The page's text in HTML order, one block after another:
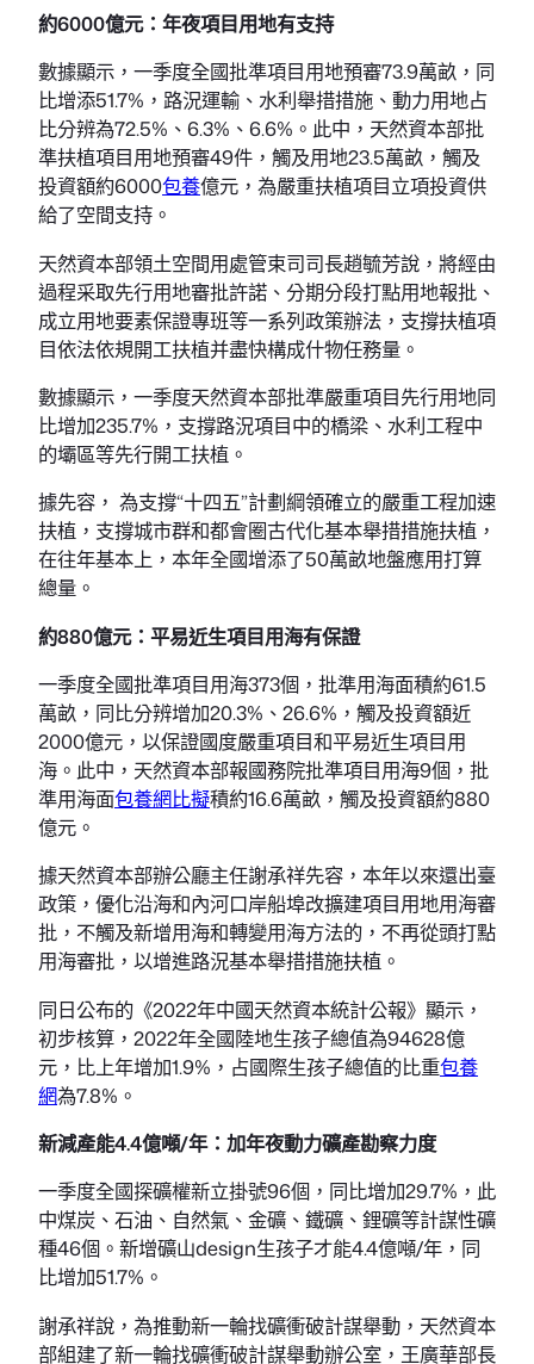
約6000億元：年夜項目用地有支持
數據顯示，一季度全國批準項目用地預審73.9萬畝，同
比增添51.7%，路況運輸、水利舉措措施、動力用地占
比分辨為72.5%、6.3%、6.6%。此中，天然資本部批
準扶植項目用地預審49件，觸及用地23.5萬畝，觸及
投資額約6000包養億元，為嚴重扶植項目立項投資供
給了空間支持。
天然資本部領土空間用處管束司司長趙毓芳說，將經由
過程采取先行用地審批許諾、分期分段打點用地報批、
成立用地要素保證專班等一系列政策辦法，支撐扶植項
目依法依規開工扶植并盡快構成什物任務量。
數據顯示，一季度天然資本部批準嚴重項目先行用地同
比增加235.7%，支撐路況項目中的橋梁、水利工程中
的壩區等先行開工扶植。
據先容， 為支撐“十四五”計劃綱領確立的嚴重工程加速
扶植，支撐城市群和都會圈古代化基本舉措措施扶植，
在往年基本上，本年全國增添了50萬畝地盤應用打算
總量。
約880億元：平易近生項目用海有保證
一季度全國批準項目用海373個，批準用海面積約61.5
萬畝，同比分辨增加20.3%、26.6%，觸及投資額近
2000億元，以保證國度嚴重項目和平易近生項目用
海。此中，天然資本部報國務院批準項目用海9個，批
準用海面包養網比擬積約16.6萬畝，觸及投資額約880
億元。
據天然資本部辦公廳主任謝承祥先容，本年以來還出臺
政策，優化沿海和內河口岸船埠改擴建項目用地用海審
批，不觸及新增用海和轉變用海方法的，不再從頭打點
用海審批，以增進路況基本舉措措施扶植。
同日公布的《2022年中國天然資本統計公報》顯示，
初步核算，2022年全國陸地生孩子總值為94628億
元，比上年增加1.9%，占國際生孩子總值的比重包養
網為7.8%。
新減產能4.4億噸/年：加年夜動力礦產勘察力度
一季度全國探礦權新立掛號96個，同比增加29.7%，此
中煤炭、石油、自然氣、金礦、鐵礦、鋰礦等計謀性礦
種46個。新增礦山design生孩子才能4.4億噸/年，同
比增加51.7%。
謝承祥說，為推動新一輪找礦衝破計謀舉動，天然資本
部組建了新一輪找礦衝破計謀舉動辦公室，王廣華部長